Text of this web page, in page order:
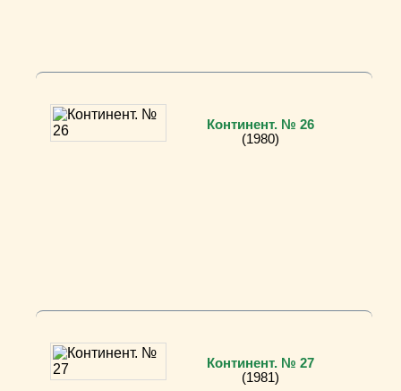
Континент. № 26
(1980)
Континент. № 27
(1981)